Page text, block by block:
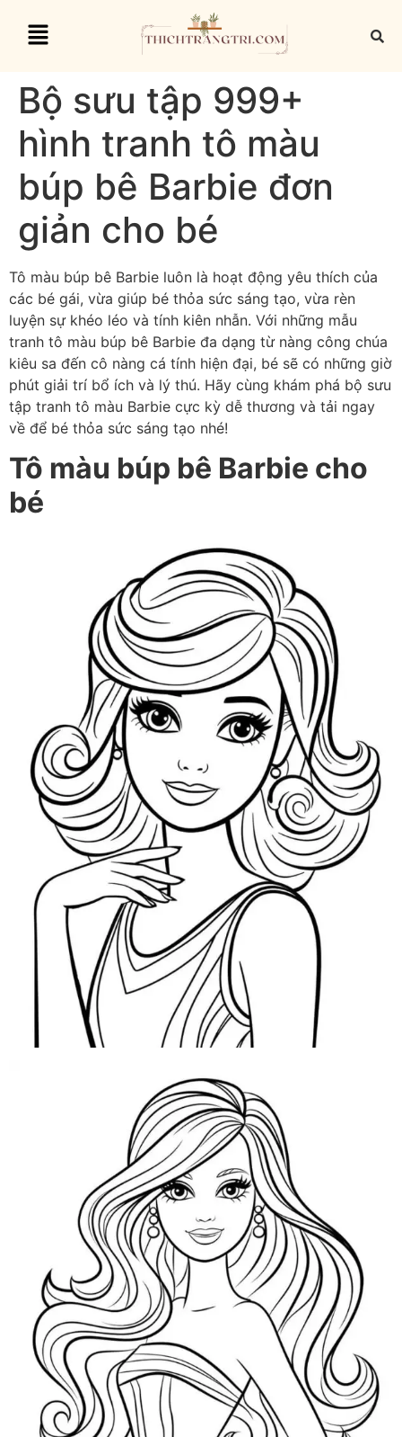
Bộ sưu tập 999+
hình tranh tô màu
búp bê Barbie đơn
giản cho bé
Tô màu búp bê Barbie luôn là hoạt động yêu thích của
các bé gái, vừa giúp bé thỏa sức sáng tạo, vừa rèn
luyện sự khéo léo và tính kiên nhẫn. Với những mẫu
tranh tô màu búp bê Barbie đa dạng từ nàng công chúa
kiêu sa đến cô nàng cá tính hiện đại, bé sẽ có những giờ
phút giải trí bổ ích và lý thú. Hãy cùng khám phá bộ sưu
tập tranh tô màu Barbie cực kỳ dễ thương và tải ngay
về để bé thỏa sức sáng tạo nhé!
Tô màu búp bê Barbie cho
bé